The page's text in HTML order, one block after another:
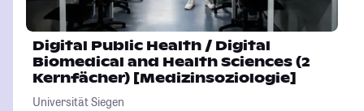
Digital Public Health / Digital
Biomedical and Health Sciences (2
Kernfächer) [Medizinsoziologie]
Universität Siegen